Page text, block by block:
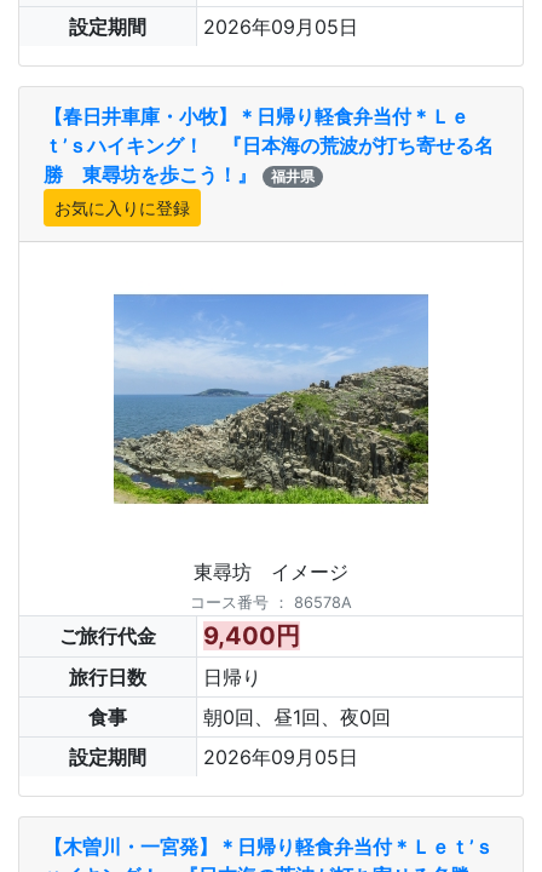
設定期間
2026年09月05日
【春日井車庫・小牧】＊日帰り軽食弁当付＊Ｌｅ
ｔ’ｓハイキング！ 『日本海の荒波が打ち寄せる名
勝 東尋坊を歩こう！』
福井県
東尋坊 イメージ
コース番号 ： 86578A
ご旅行代金 9,400円
旅行日数
日帰り
食事
朝0回、昼1回、夜0回
設定期間
2026年09月05日
【木曽川・一宮発】＊日帰り軽食弁当付＊Ｌｅｔ’ｓ